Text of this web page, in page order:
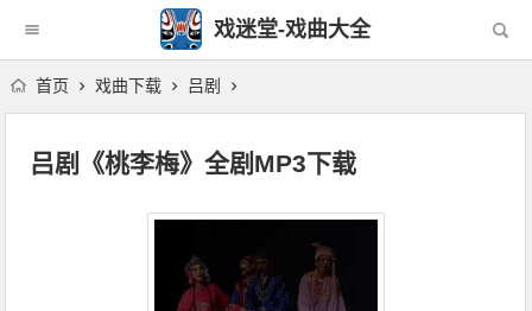
戏迷堂-戏曲大全
首页 戏曲下载 吕剧
吕剧《桃李梅》全剧MP3下载